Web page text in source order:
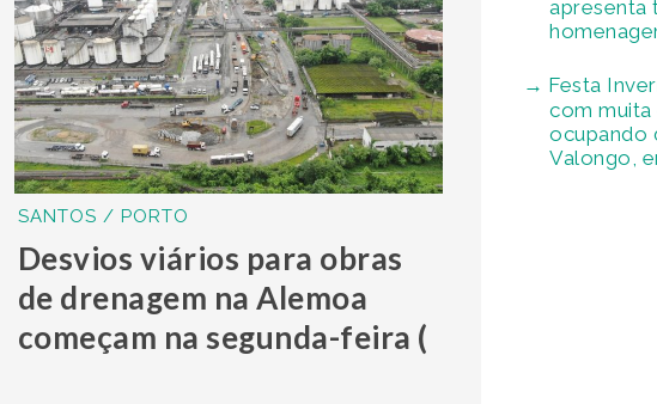
SANTOS / PORTO
Desvios viários para obras
de drenagem na Alemoa
começam na segunda-feira (
apresenta
Festa
com muita
ocupando
Valongo,